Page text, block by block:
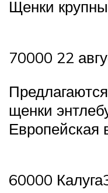
Щенки
70000 22
щенки
Европейская
60000